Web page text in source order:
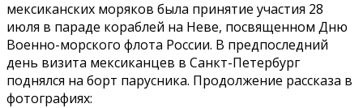
мексиканских моряков была принятие участия 28
июля в параде кораблей на Неве, посвященном Дню
Военно-морского флота России. В предпоследний
день визита мексиканцев в Санкт-Петербург
поднялся на борт парусника. Продолжение рассказа в
фотографиях: